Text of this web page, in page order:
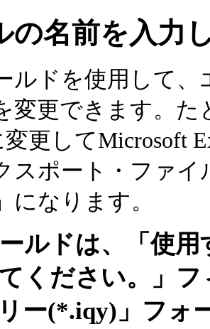
の名前を入力
ルドを使用して
変更できます。た
変更してMicrosoft
スポート・ファイ
になります。
ルドは、「使
ください。」
ー(*.iqy)」フォ